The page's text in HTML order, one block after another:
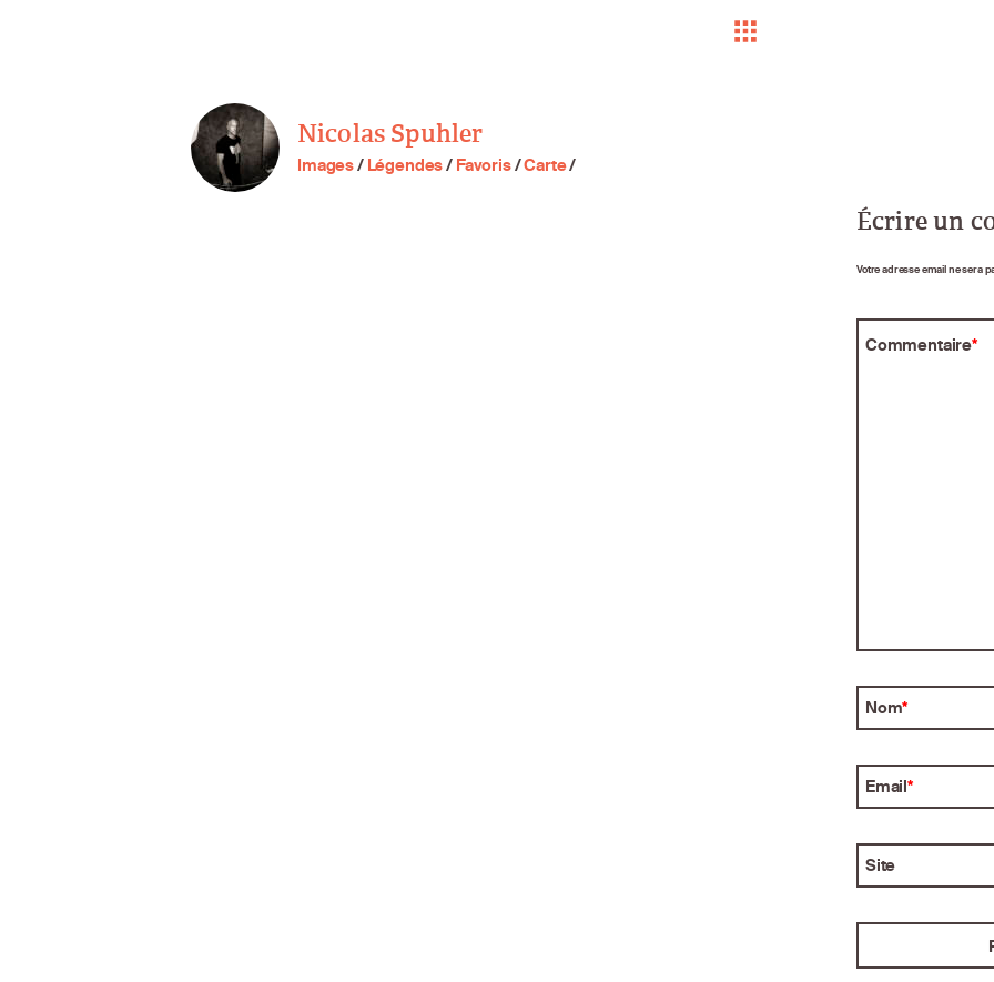
Nicolas Spuhler
Images/ Légendes/ Favoris/Carte/
Écrire un
Votre adresse email ne sera
Commentaire*
Nom*
Email*
Site